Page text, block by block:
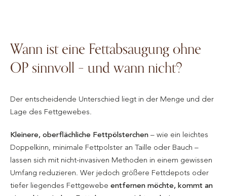
Wann ist eine Fettabsaugung ohne
OP sinnvoll – und wann nicht?
Der entscheidende Unterschied liegt in der Menge und der
Lage des Fettgewebes.
Kleinere, oberflächliche Fettpölsterchen – wie ein leichtes
Doppelkinn, minimale Fettpolster an Taille oder Bauch –
lassen sich mit nicht-invasiven Methoden in einem gewissen
Umfang reduzieren. Wer jedoch größere Fettdepots oder
tiefer liegendes Fettgewebe entfernen möchte, kommt an